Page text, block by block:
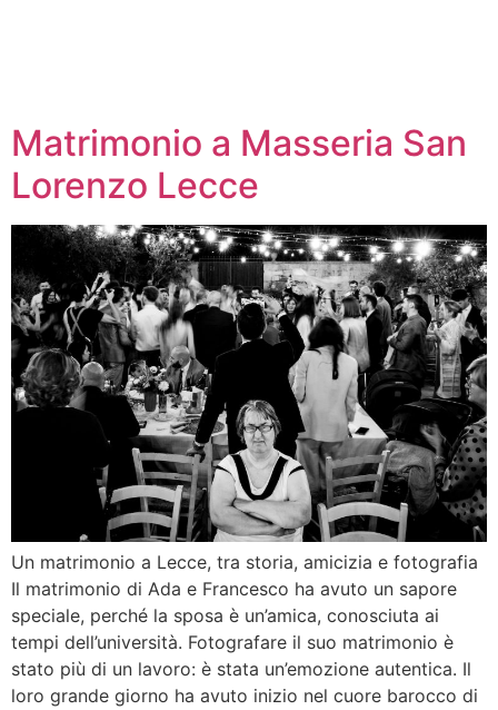
Matrimonio a Masseria San
Lorenzo Lecce
Un matrimonio a Lecce, tra storia, amicizia e fotografia
Il matrimonio di Ada e Francesco ha avuto un sapore
speciale, perché la sposa è un’amica, conosciuta ai
tempi dell’università. Fotografare il suo matrimonio è
stato più di un lavoro: è stata un’emozione autentica. Il
loro grande giorno ha avuto inizio nel cuore barocco di